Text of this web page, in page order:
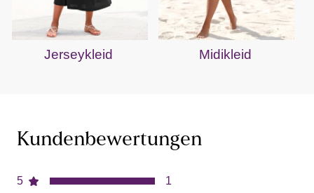
Jerseykleid Midikleid
Kundenbewertungen
5
1